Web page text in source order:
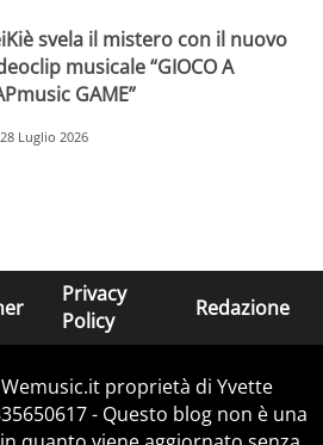
svela il mistero con il nuovo
musicale “GIOCO A
GAME”
28 Luglio 2026
Privacy
Policy
Redazione
proprietà di Yvette
- Questo blog non è una